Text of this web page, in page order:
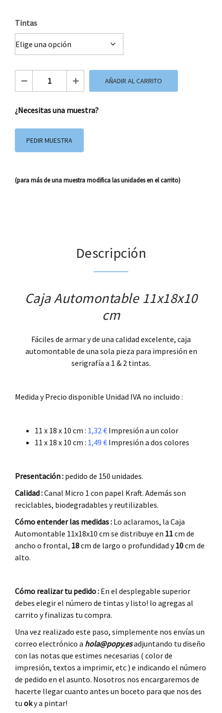
Tintas
Caja Automontable 11x18x10 cm cantidad
AÑADIR AL CARRITO
¿Necesitas una muestra?
PEDIR MUESTRA
(para más de una muestra modifica las unidades en el carrito)
Descripción
Caja Automontable 11x18x10
cm
Fáciles de armar y de una calidad excelente, caja
automontable de una sola pieza para impresión en
serigrafía a 1 & 2 tintas.
Medida y Precio disponible Unidad IVA no incluido :
11 x 18 x 10 cm : 1,32 € Impresión a un color
11 x 18 x 10 cm : 1,49 € Impresión a dos colores
Presentación : pedido de 150 unidades.
Calidad :Canal Micro 1 con papel Kraft. Además son
reciclables, biodegradables y reutilizables.
Cómo entender las medidas : Lo aclaramos, la Caja
Automontable 11x18x10 cm se distribuye en 11cm de
ancho o frontal, 18cm de largo o profundidad y10cm de
alto.
Cómo realizar tu pedido : En el desplegable superior
debes elegir el número de tintas y listo! lo agregas al
carrito y finalizas tu compra.
Una vez realizado este paso, simplemente nos envías un
correo electrónico a hola@popy.esadjuntando tu diseño
con las notas que estimes necesarias ( color de
impresión, textos a imprimir, etc ) e indicando el número
de pedido en el asunto. Nosotros nos encargaremos de
hacerte llegar cuanto antes un boceto para que nos des
tu oky a pintar!